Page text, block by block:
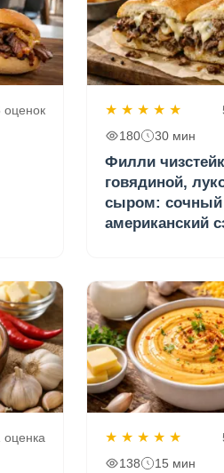
оценок
★ ★ ★ ★ ★
180
30 мин
Филли
говядиной,
сыром: сочный
американский
оценка
★ ★ ★ ★ ★
138
15 мин